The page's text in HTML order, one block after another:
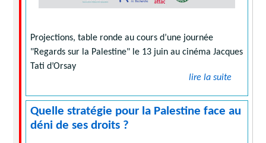
Projections, table ronde au cours d’une journée
"Regards sur la Palestine" le 13 juin au cinéma Jacques
Tati d’Orsay
lire la suite
Quelle stratégie pour la Palestine face au
déni de ses droits ?